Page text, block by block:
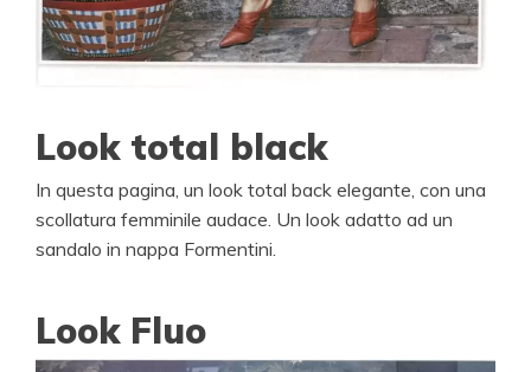
Look total black
In questa pagina, un look total back elegante, con una
scollatura femminile audace. Un look adatto ad un
sandalo in nappa Formentini.
Look Fluo